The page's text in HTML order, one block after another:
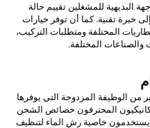
البديهية للمشغلين تقييم حالة
خبرة تقنية. كما أن توفر خيارات
المختلفة ومتطلبات التركيب،
والصناعات المختلفة.
الوظيفة المزدوجة التي يوفرها
المحترفون خصائص الشحن
خاصية رش الماء لتنظيف